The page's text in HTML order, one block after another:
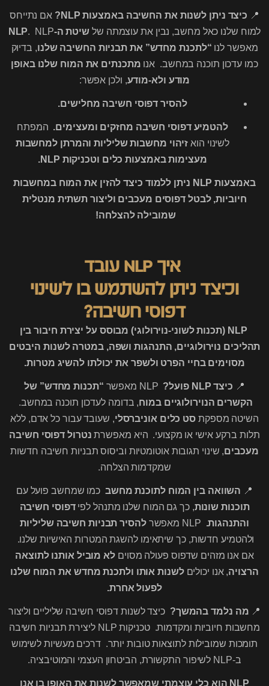
📍 כיצד ניתן לשנות את החשיבה באמצעות NLP?
אם נתייחס
למוח שלנו כאל מחשב, נבין את עוצמתה של שיטת ה-NLP. NLP
מאפשר לנו “לתכנת מחדש” את תבניות החשיבה שלנו, בדיוק
כמו עדכון תוכנה במחשב. אנו מתכנתים את המוח שלנו באופן
מודע ולא-מודע, ולכן אפשר:
להסיר דפוסי חשיבה מחלישים.
להטמיע דפוסי חשיבה מחזקים ומעצימים. המפתח
לשינוי הוא זיהוי מחשבות שליליות והמרתן למחשבות
מעצימות באמצעות כלים וטכניקות NLP.
באמצעות NLP ניתן ללמוד כיצד להזין את המוח במחשבות
חיוביות, לבטל דפוסים מעכבים וליצור תשתית מנטלית
שמובילה להצלחה!
איך NLP עובד
וכיצד ניתן להשתמש בו לשינוי
דפוסי חשיבה?
NLP (תכנות לשוני-נוירולוגי) מבוסס על יצירת חיבור בין
תהליכים נוירולוגיים, התנהגות ושפה, במטרה לשנות היבטים
מסוימים בחיי הפרט ולשפר את יכולתו להשיג מטרות.
📍 כיצד NLP פועל?
“תכנות מחדש” של
הקשרים הנוירולוגיים במוח, בדומה לעדכון תוכנה במחשב.
השיטה מספקת סט כלים אוניברסלי, שעובד עבור כל אדם, ללא
תלות ברקע אישי או מקצועי. היא מאפשרת נטרול דפוסי חשיבה
מעכבים, שינוי תגובות אוטומטיות וביסוס תבניות חשיבה חדשות
שמקדמות הצלחה.
📍 השוואה בין המוח לתוכנת מחשב כמו שמחשב פועל עם
תוכנות שונות, כך גם המוח שלנו מתנהל לפידפוסי חשיבה
והתנהגות.
להסיר תבניות חשיבה שליליות
ולהטמיע חדשות, כך שיתאימו להשגת המטרות האישיות שלנו.
אם אנו מזהים שדפוס פעולה מסוים לא מוביל אותנו לתוצאה
הרצויה, אנו יכוליםלשנות אותו ולתכנת מחדש את המוח שלנו
לפעול אחרת.
📍 מה נלמד בהמשך? כיצד לשנות דפוסי חשיבה שליליים וליצור
מחשבות חיוביות ומקדמות. טכניקות NLP ליצירת תבניות חשיבה
תומכות שמובילות לתוצאות טובות יותר. דרכים מעשיות לשימוש
ב-NLP לשיפור התקשורת, הביטחון העצמי והמוטיבציה.
NLP הוא כלי עוצמתי שמאפשר לשנות את האופן בו אנו